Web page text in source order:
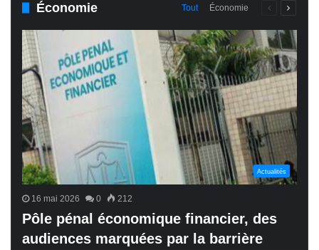
Économie Tout Économie
PagePage
Actualités
16 mai 2026 0 212
Pôle pénal économique financier, des
audiences marquées par la barrière